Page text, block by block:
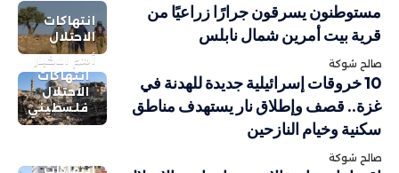
انتهاكات
الاحتلال
مستوطنون يسرقون جرارًا زراعيًا من
قرية بيت أمرين شمال نابلس
صالح شوكة
أهم الاخبار
انتهاكات
الاحتلال
فلسطيني
10 خروقات إسرائيلية جديدة للهدنة في
غزة.. قصف وإطلاق نار يستهدف مناطق
سكنية وخيام النازحين
صالح شوكة
انتهاكات